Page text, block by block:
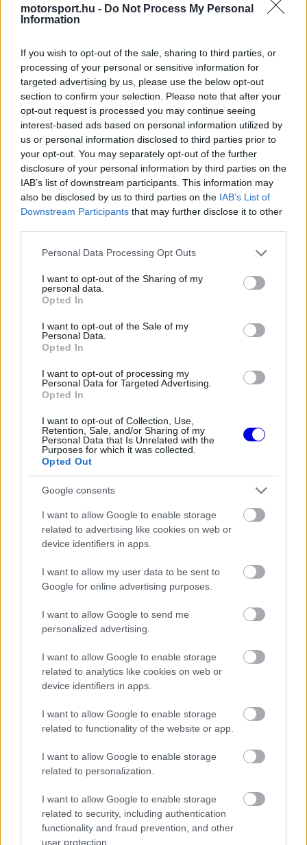
motorsport.hu - Do Not Process My Personal
Information
If you wish to opt-out of the sale, sharing to third parties, or
processing of your personal or sensitive information for
targeted advertising by us, please use the below opt-out
section to confirm your selection. Please note that after your
opt-out request is processed you may continue seeing
interest-based ads based on personal information utilized by
us or personal information disclosed to third parties prior to
your opt-out. You may separately opt-out of the further
disclosure of your personal information by third parties on the
IAB’s list of downstream participants. This information may
also be disclosed by us to third parties on the IAB’s List of
Downstream Participants that may further disclose it to other
Please note that this website/app uses one or more Google
not limited to your visit or usage behaviour. You may click to
grant or deny consent to Google and its third-party tags to
use your data for below specified purposes in below Google
consent section.
Personal Data Processing Opt Outs
I want to opt-out of the Sharing of my
personal data.
Opted In
I want to opt-out of the Sale of my
Personal Data.
Opted In
I want to opt-out of processing my
Personal Data for Targeted Advertising.
Opted In
I want to opt-out of Collection, Use,
Retention, Sale, and/or Sharing of my
Personal Data that Is Unrelated with the
Purposes for which it was collected.
Opted Out
Google consents
I want to allow Google to enable storage
related to advertising like cookies on web or
device identifiers in apps.
I want to allow my user data to be sent to
Google for online advertising purposes.
I want to allow Google to send me
personalized advertising.
I want to allow Google to enable storage
related to analytics like cookies on web or
device identifiers in apps.
I want to allow Google to enable storage
related to functionality of the website or app.
I want to allow Google to enable storage
related to personalization.
I want to allow Google to enable storage
related to security, including authentication
functionality and fraud prevention, and other
user protection.
A Ferrarinak főként a gumikopással gyűlt meg a
Barcelonában is problémát okozhat ez nekik, de a
versenyen látszólag sikerült valamit találniuk, még
ha nem is tudjuk pontosan, miként alakult volna
Leclerc futama.
Video
loading.
This
is
a
modal
window.
The media could not be loaded, either because
the server or network failed or because the format
is not supported.
A pilóta viszont mindezek ellenére továbbra is
óvatosan közelítette meg a témát: „Igen, valóban
kisebb volt a gumikopás, de egy futam után még
túl korai lenne megmondani, hogy valóban
működik-e minden. Egy dolog viszont biztos. A
megfelelő irányba léptünk egyet.”
FORMA-1
Óriási átalakulás a Ferrarinál,
miközben baljós árnyak vetülnek a
Holland Nagydíjra
FORMA-1
teljesen új motorral érkeznek a
Holland Nagydíjra az Aston
Martinnal
FORMA-1
Kimi Räikkönen, akinek több
nyernie a McLarennel
A Mercedes csapata jelentőset ugrott előre a
Spanyol Nagydíjon, és máris azt kezdték el